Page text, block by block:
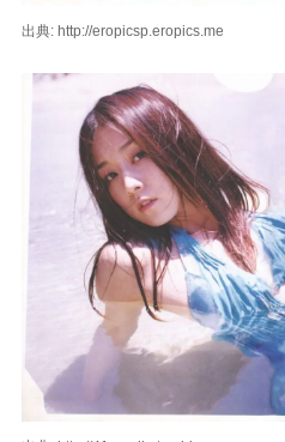
出典: http://eropicsp.eropics.me